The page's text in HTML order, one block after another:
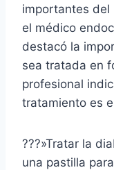
importantes del
el médico
destacó la
sea tratada en
profesional
tratamiento es
???»Tratar la
una pastilla